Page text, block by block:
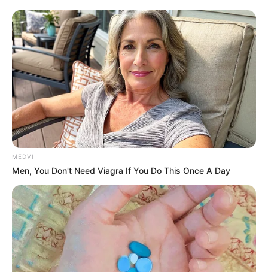
MEDVI
Men, You Don't Need Viagra If You Do This Once A Day